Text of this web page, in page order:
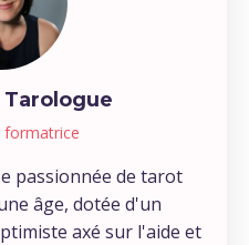
Tarologue
formatrice
passionnée de tarot
âge, dotée d'un
axé sur l'aide et